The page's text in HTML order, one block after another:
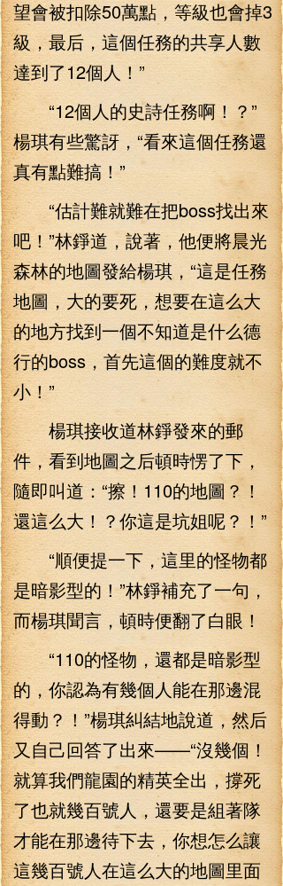
望會被扣除50萬點，等級也會掉3
級，最后，這個任務的共享人數
達到了12個人！”
“12個人的史詩任務啊！？”
楊琪有些驚訝，“看來這個任務還
真有點難搞！”
“估計難就難在把boss找出來
吧！”林錚道，說著，他便將晨光
森林的地圖發給楊琪，“這是任務
地圖，大的要死，想要在這么大
的地方找到一個不知道是什么德
行的boss，首先這個的難度就不
小！”
楊琪接收道林錚發來的郵
件，看到地圖之后頓時愣了下，
隨即叫道：“擦！110的地圖？！
還這么大！？你這是坑姐呢？！”
“順便提一下，這里的怪物都
是暗影型的！”林錚補充了一句，
而楊琪聞言，頓時便翻了白眼！
“110的怪物，還都是暗影型
的，你認為有幾個人能在那邊混
得動？！”楊琪糾結地說道，然后
又自己回答了出來——“沒幾個！
就算我們龍園的精英全出，撐死
了也就幾百號人，還要是組著隊
才能在那邊待下去，你想怎么讓
這幾百號人在這么大的地圖里面